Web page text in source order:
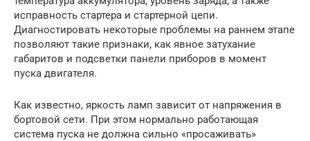
исправность стартера и стартерной цепи.
Диагностировать некоторые проблемы на раннем этапе
позволяют такие признаки, как явное затухание
габаритов и подсветки панели приборов в момент
пуска двигателя.
Как известно, яркость ламп зависит от напряжения в
бортовой сети. При этом нормально работающая
система пуска не должна сильно «просаживать»